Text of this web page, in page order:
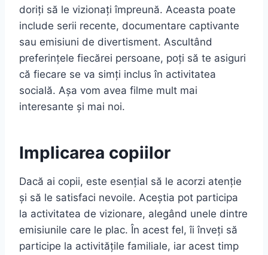
doriți să le vizionați împreună. Aceasta poate
include serii recente, documentare captivante
sau emisiuni de divertisment. Ascultând
preferințele fiecărei persoane, poți să te asiguri
că fiecare se va simți inclus în activitatea
socială. Așa vom avea filme mult mai
interesante și mai noi.
Implicarea copiilor
Dacă ai copii, este esențial să le acorzi atenție
și să le satisfaci nevoile. Aceștia pot participa
la activitatea de vizionare, alegând unele dintre
emisiunile care le plac. În acest fel, îi înveți să
participe la activitățile familiale, iar acest timp